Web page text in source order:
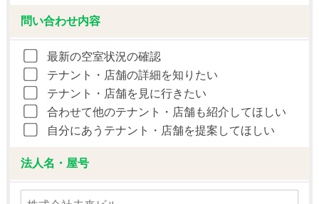
問い合わせ内容
最新の空室状況の確認
テナント・店舗の詳細を知りたい
テナント・店舗を見に行きたい
合わせて他のテナント・店舗も紹介してほしい
自分にあうテナント・店舗を提案してほしい
法人名・屋号